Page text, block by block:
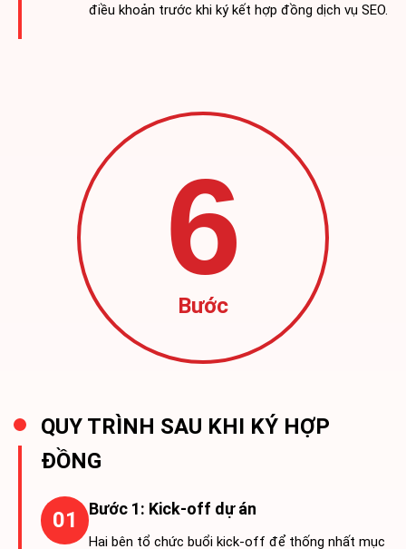
điều khoản trước khi ký kết hợp đồng dịch vụ SEO.
6
Bước
QUY TRÌNH SAU KHI KÝ HỢP
ĐỒNG
01 Bước 1: Kick-off dự án
Hai bên tổ chức buổi kick-off để thống nhất mục